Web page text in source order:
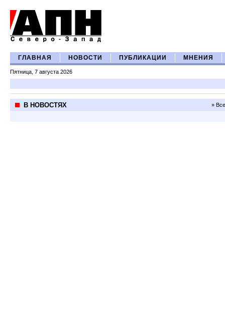
ГЛАВНАЯ НОВОСТИ ПУБЛИКАЦИИ МНЕНИЯ
Пятница, 7 августа 2026
В НОВОСТЯХ »